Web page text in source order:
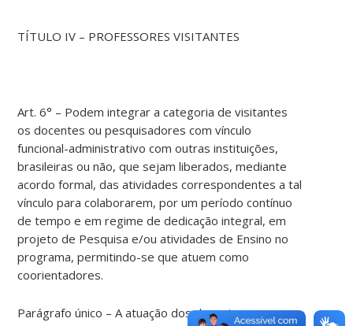
TÍTULO IV – PROFESSORES VISITANTES
Art. 6° – Podem integrar a categoria de visitantes
os docentes ou pesquisadores com vínculo
funcional-administrativo com outras instituições,
brasileiras ou não, que sejam liberados, mediante
acordo formal, das atividades correspondentes a tal
vínculo para colaborarem, por um período contínuo
de tempo e em regime de dedicação integral, em
projeto de Pesquisa e/ou atividades de Ensino no
programa, permitindo-se que atuem como
coorientadores.
Parágrafo único – A atuação dos docentes ou